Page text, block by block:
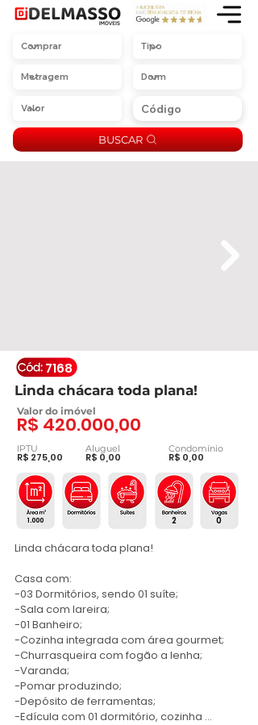
BUSCAR
7168
Linda chácara toda plana!
Valor do imóvel
R$ 420.000,00
IPTU
R$ 275,00
Aluguel
R$ 0,00
Condomínio
R$ 0,00
2 0
1.000
Linda chácara toda plana!
Casa com:
-03 Dormitórios, sendo 01 suíte;
-Sala com lareira;
-01 Banheiro;
-Cozinha integrada com área gourmet;
-Churrasqueira com fogão a lenha;
-Varanda;
-Pomar produzindo;
-Depósito de ferramentas;
-Edícula com 01 dormitório, cozinha